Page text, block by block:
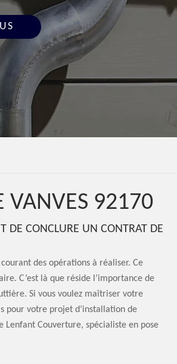
VANVES 92170
DE CONCLURE UN CONTRAT DE
des opérations à réaliser. Ce
C’est là que réside l’importance de
Si vous voulez maîtriser votre
pour votre projet d’installation de
Lenfant Couverture, spécialiste en pose